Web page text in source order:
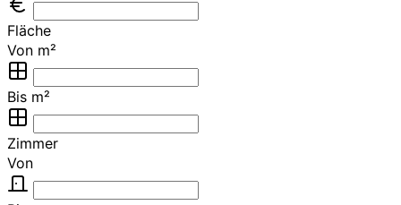
Fläche
Von m²
Bis m²
Zimmer
Von